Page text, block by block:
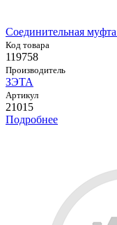
Соединительная
Код товара
119758
Производитель
ЗЭТА
Артикул
21015
Подробнее